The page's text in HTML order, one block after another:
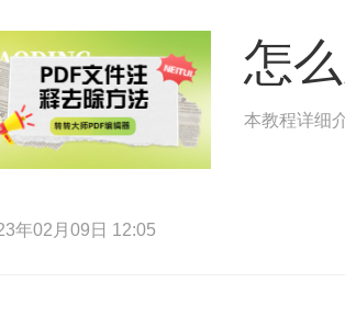
怎
本教程详细
年02月09日 12:05